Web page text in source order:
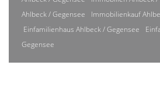
Ahlbeck / Gegensee
Immobilienkauf
Einfamilienhaus Ahlbeck / Gegensee
Gegensee